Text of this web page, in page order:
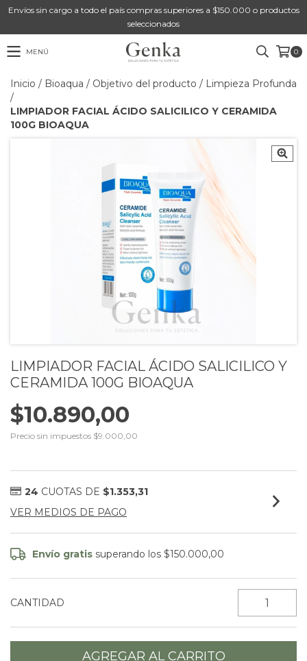
Envíos sin cargo a todo el país compras superiores a $150.000 o productos
seleccionados
MENÚ 0
Inicio / Bioaqua / Objetivo del producto / Limpieza Profunda
/
LIMPIADOR FACIAL ÁCIDO SALICILICO Y CERAMIDA
100G BIOAQUA
LIMPIADOR FACIAL ÁCIDO SALICILICO Y
CERAMIDA 100G BIOAQUA
$10.890,00
Precio sin impuestos $9.000,00
24 CUOTAS DE $1.353,31
VER MEDIOS DE PAGO
Envío gratis superando los$150.000,00
CANTIDAD